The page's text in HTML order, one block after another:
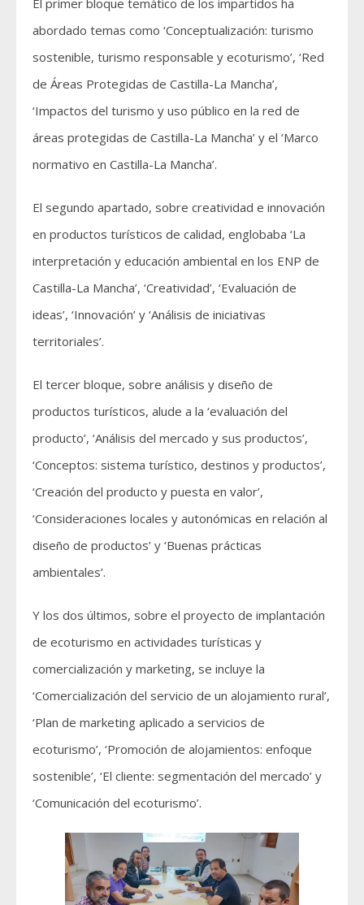
El primer bloque temático de los impartidos ha
abordado temas como ‘Conceptualización: turismo
sostenible, turismo responsable y ecoturismo’, ‘Red
de Áreas Protegidas de Castilla-La Mancha’,
‘Impactos del turismo y uso público en la red de
áreas protegidas de Castilla-La Mancha’ y el ‘Marco
normativo en Castilla-La Mancha’.
El segundo apartado, sobre creatividad e innovación
en productos turísticos de calidad, englobaba ‘La
interpretación y educación ambiental en los ENP de
Castilla-La Mancha’, ‘Creatividad’, ‘Evaluación de
ideas’, ‘Innovación’ y ‘Análisis de iniciativas
territoriales’.
El tercer bloque, sobre análisis y diseño de
productos turísticos, alude a la ‘evaluación del
producto’, ‘Análisis del mercado y sus productos’,
‘Conceptos: sistema turístico, destinos y productos’,
‘Creación del producto y puesta en valor’,
‘Consideraciones locales y autonómicas en relación al
diseño de productos’ y ‘Buenas prácticas
ambientales’.
Y los dos últimos, sobre el proyecto de implantación
de ecoturismo en actividades turísticas y
comercialización y marketing, se incluye la
‘Comercialización del servicio de un alojamiento rural’,
‘Plan de marketing aplicado a servicios de
ecoturismo’, ‘Promoción de alojamientos: enfoque
sostenible’, ‘El cliente: segmentación del mercado’ y
‘Comunicación del ecoturismo’.